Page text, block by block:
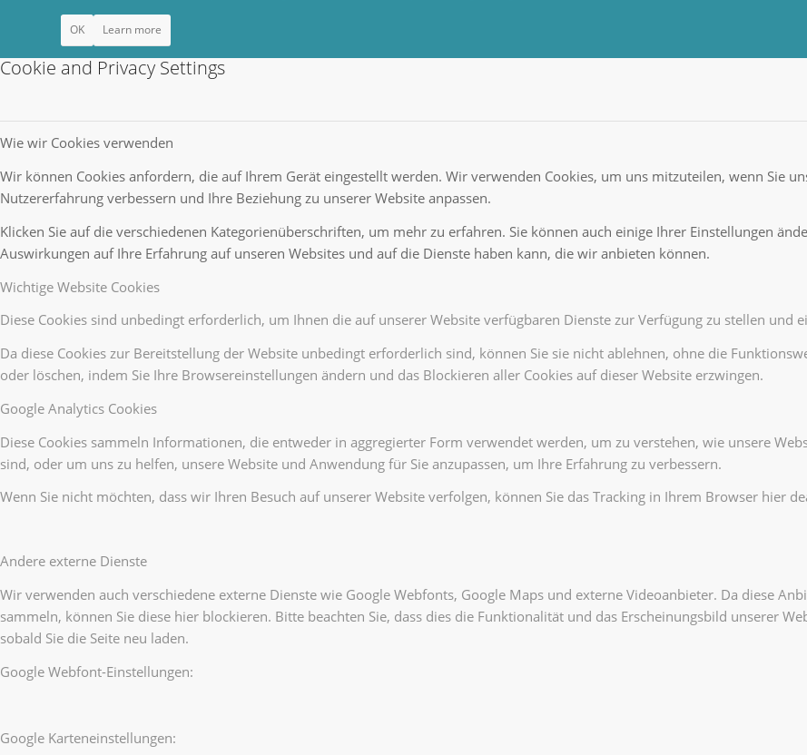
OK Learn more
Cookie and Privacy Settings
Wie wir Cookies verwenden
Wir können Cookies anfordern, die auf Ihrem Gerät eingestellt werden. Wir verwenden Cookies, um uns mitzuteilen, wenn Sie
Nutzererfahrung verbessern und Ihre Beziehung zu unserer Website anpassen.
Klicken Sie auf die verschiedenen Kategorienüberschriften, um mehr zu erfahren. Sie können auch einige Ihrer Einstellungen
Auswirkungen auf Ihre Erfahrung auf unseren Websites und auf die Dienste haben kann, die wir anbieten können.
Wichtige Website Cookies
Diese Cookies sind unbedingt erforderlich, um Ihnen die auf unserer Website verfügbaren Dienste zur Verfügung zu stellen und
Da diese Cookies zur Bereitstellung der Website unbedingt erforderlich sind, können Sie sie nicht ablehnen, ohne die
oder löschen, indem Sie Ihre Browsereinstellungen ändern und das Blockieren aller Cookies auf dieser Website erzwingen.
Google Analytics Cookies
Diese Cookies sammeln Informationen, die entweder in aggregierter Form verwendet werden, um zu verstehen, wie unsere
sind, oder um uns zu helfen, unsere Website und Anwendung für Sie anzupassen, um Ihre Erfahrung zu verbessern.
Wenn Sie nicht möchten, dass wir Ihren Besuch auf unserer Website verfolgen, können Sie das Tracking in Ihrem Browser hier
Andere externe Dienste
Wir verwenden auch verschiedene externe Dienste wie Google Webfonts, Google Maps und externe Videoanbieter. Da diese
sammeln, können Sie diese hier blockieren. Bitte beachten Sie, dass dies die Funktionalität und das Erscheinungsbild unserer
sobald Sie die Seite neu laden.
Google Webfont-Einstellungen:
Google Karteneinstellungen: